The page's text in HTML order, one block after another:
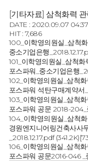
[기타자료] 삼척화력
DATE : 2020.09.07 04:37
HIT : 7,686
100_이학영의원실_삼척
중소기업은행
101_이학영의원실_삼척
포스파워_중소기업은행
102_이학영의원실_삼척
포스파워 석탄구매계약서
103_이학영의원실_삼척
포스파워 공문 2018-
104_이학영의원실_삼척
경원엔지니어링건축사사
_2018.12.17.pdf(341.2K)
106_이학영의원실_삼척
포스파워 공문2016-046 _